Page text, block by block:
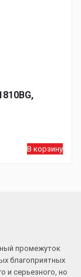
В корзину
промежуток
благоприятных
и серьезного, но